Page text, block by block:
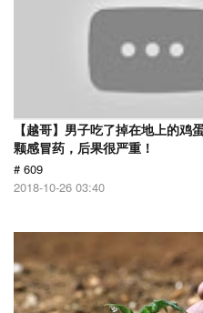
【越哥】男子吃了掉在地上的鸡
颗感冒药，后果很严重！
# 609
2018-10-26 03:40